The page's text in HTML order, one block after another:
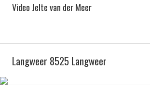
Video Jelte van der Meer
Langweer 8525 Langweer